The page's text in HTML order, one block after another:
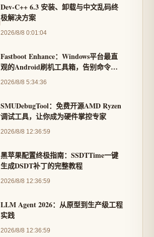
Dev-C++ 6.3 安装、卸载与中文乱码终
极解决方案
2026/8/8 0:01:04
Fastboot Enhance：Windows平台最直
观的Android刷机工具箱，告别命令行
复杂操作
2026/8/8 5:34:36
SMUDebugTool：免费开源AMD Ryzen
调试工具，让你成为硬件掌控专家
2026/8/8 12:36:59
黑苹果配置终极指南：SSDTTime一键
生成DSDT补丁的完整教程
2026/8/8 12:36:59
LLM Agent 2026：从原型到生产级工程
实践
2026/8/8 12:36:59